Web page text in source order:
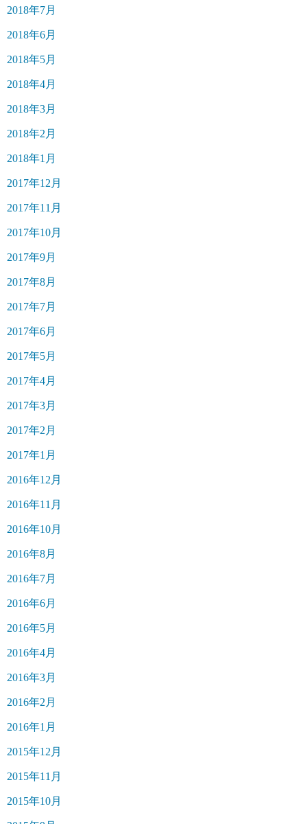
2018年7月
2018年6月
2018年5月
2018年4月
2018年3月
2018年2月
2018年1月
2017年12月
2017年11月
2017年10月
2017年9月
2017年8月
2017年7月
2017年6月
2017年5月
2017年4月
2017年3月
2017年2月
2017年1月
2016年12月
2016年11月
2016年10月
2016年8月
2016年7月
2016年6月
2016年5月
2016年4月
2016年3月
2016年2月
2016年1月
2015年12月
2015年11月
2015年10月